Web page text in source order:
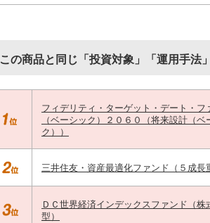
この商品と同じ「投資対象」「運用手法
フィデリティ・ターゲット・デート・フ
（ベーシック）２０６０（将来設計（ベ
ク））
三井住友・資産最適化ファンド（５成長
ＤＣ世界経済インデックスファンド（株
型）